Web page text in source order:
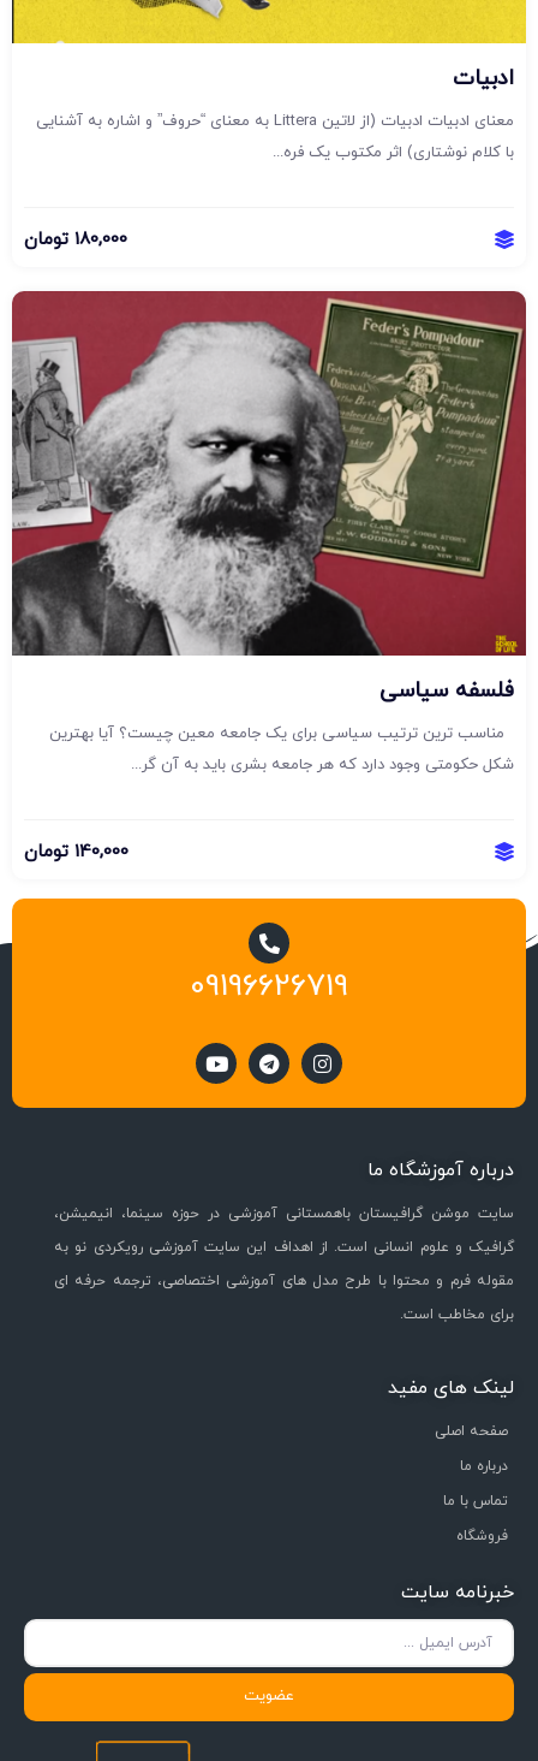
ادبیات
معنای ادبیات ادبیات (از لاتین Littera به معنای “حروف” و اشاره به آشنایی
با کلام نوشتاری) اثر مکتوب یک فره...
180,000 تومان
فلسفه سیاسی
مناسب ترین ترتیب سیاسی برای یک جامعه معین چیست؟ آیا بهترین
شکل حکومتی وجود دارد که هر جامعه بشری باید به آن گر...
140,000 تومان
09196626719
درباره آموزشگاه ما
سایت موشن گرافیستان باهمستانی آموزشی در حوزه سینما، انیمیشن،
گرافیک و علوم انسانی است. از اهداف این سایت آموزشی رویکردی نو به
مقوله فرم و محتوا با طرح مدل های آموزشی اختصاصی، ترجمه حرفه ای
برای مخاطب است.
لینک های مفید
صفحه اصلی
درباره ما
تماس با ما
فروشگاه
خبرنامه سایت
عضویت